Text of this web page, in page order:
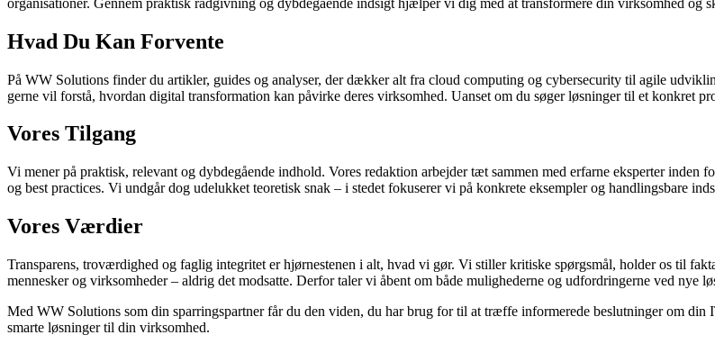
Hvad Du Kan Forvente
På WW Solutions finder du artikler, guides og analyser, der dækker alt fra cloud computing og cybersecurity til agile
gerne vil forstå, hvordan digital transformation kan påvirke deres virksomhed. Uanset om du søger løsninger til et konkret
Vores Tilgang
Vi mener på praktisk, relevant og dybdegående indhold. Vores redaktion arbejder tæt sammen med erfarne eksperter
og best practices. Vi undgår dog udelukket teoretisk snak – i stedet fokuserer vi på konkrete eksempler og handlingsbare
Vores Værdier
Transparens, troværdighed og faglig integritet er hjørnestenen i alt, hvad vi gør. Vi stiller kritiske spørgsmål, holder os til
mennesker og virksomheder – aldrig det modsatte. Derfor taler vi åbent om både mulighederne og udfordringerne ved nye
Med WW Solutions som din sparringspartner får du den viden, du har brug for til at træffe informerede beslutninger om
smarte løsninger til din virksomhed.